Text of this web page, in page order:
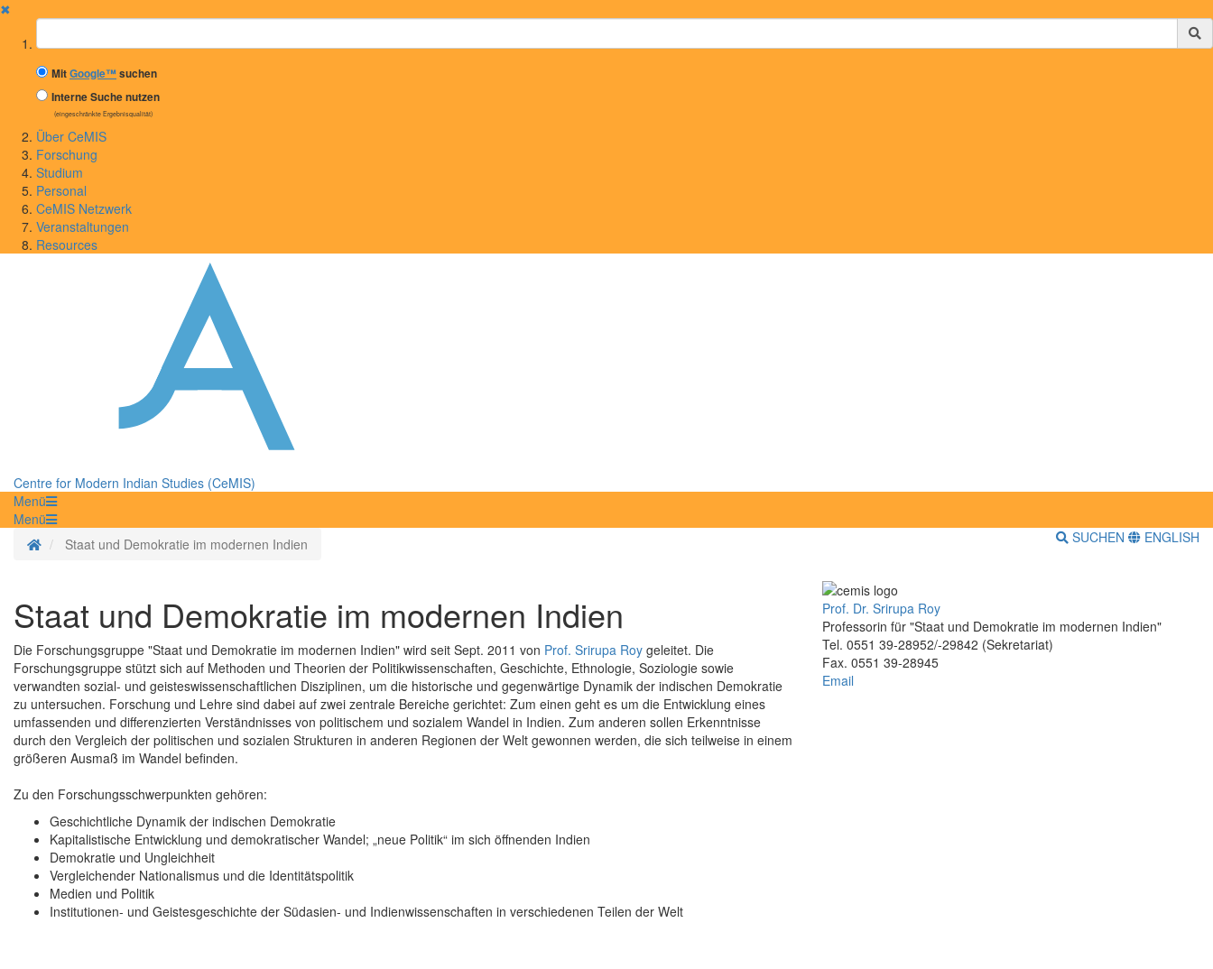
✖
Suchbegriff
MitGoogle™suchen
Interne Suche nutzen
(eingeschränkte Ergebnisqualität)
Über CeMIS
Forschung
Studium
Personal
CeMIS Netzwerk
Veranstaltungen
Resources
Centre for Modern Indian Studies (CeMIS)
Menü
Menü
StartseiteStaat und Demokratie im modernen Indien SUCHEN ENGLISH
Staat und Demokratie im modernen Indien
Die Forschungsgruppe "Staat und Demokratie im modernen Indien" wird seit Sept. 2011 von Prof. Srirupa Roy geleitet. Die
Forschungsgruppe stützt sich auf Methoden und Theorien der Politikwissenschaften, Geschichte, Ethnologie, Soziologie sowie
verwandten sozial- und geisteswissenschaftlichen Disziplinen, um die historische und gegenwärtige Dynamik der indischen Demokratie
zu untersuchen. Forschung und Lehre sind dabei auf zwei zentrale Bereiche gerichtet: Zum einen geht es um die Entwicklung eines
umfassenden und differenzierten Verständnisses von politischem und sozialem Wandel in Indien. Zum anderen sollen Erkenntnisse
durch den Vergleich der politischen und sozialen Strukturen in anderen Regionen der Welt gewonnen werden, die sich teilweise in einem
größeren Ausmaß im Wandel befinden.
Zu den Forschungsschwerpunkten gehören:
Geschichtliche Dynamik der indischen Demokratie
Kapitalistische Entwicklung und demokratischer Wandel; „neue Politik“ im sich öffnenden Indien
Demokratie und Ungleichheit
Vergleichender Nationalismus und die Identitätspolitik
Medien und Politik
Institutionen- und Geistesgeschichte der Südasien- und Indienwissenschaften in verschiedenen Teilen der Welt
Prof. Dr. Srirupa Roy
Professorin für "Staat und Demokratie im modernen Indien"
Tel. 0551 39-28952/-29842 (Sekretariat)
Fax. 0551 39-28945
Email